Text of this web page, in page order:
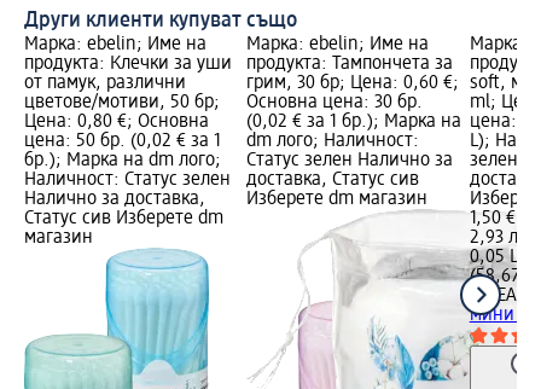
Други клиенти купуват също
Марка: ebelin; Име на
продукта: Клечки за уши
от памук, различни
цветове/мотиви, 50 бр;
Цена: 0,80 €; Основна
цена: 50 бр. (0,02 € за 1
бр.); Марка на dm лого;
Наличност: Статус зелен
Налично за доставка,
Статус сив Изберете dm
магазин
Марка: ebelin; Име на
продукта: Тампончета за
грим, 30 бр; Цена: 0,60 €;
Основна цена: 30 бр.
(0,02 € за 1 бр.); Марка на
dm лого; Наличност:
Статус зелен Налично за
доставка, Статус сив
Изберете dm магазин
Марка:
soft,
ml;
цена:
L);
зелен
1,50 €
2,93 лв.
0,05 L
(58,67
NIVEA
мини